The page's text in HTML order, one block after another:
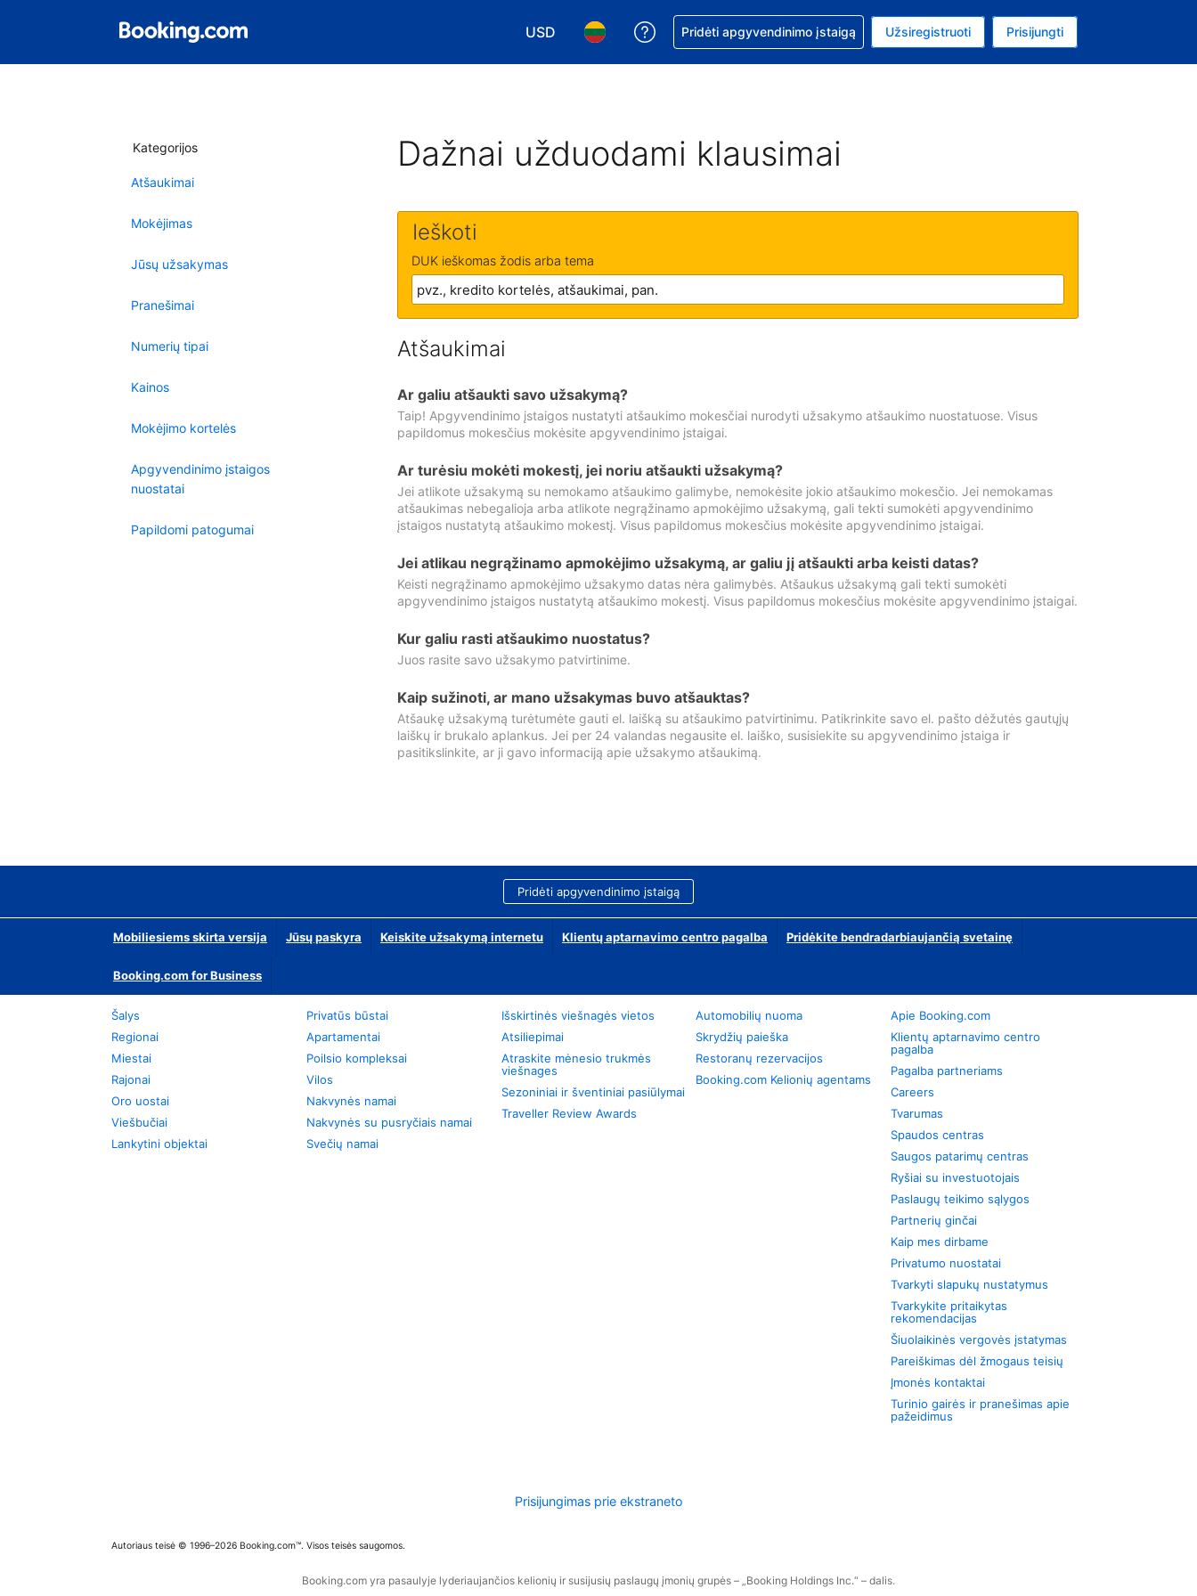
USD
Pasirinkite valiutą. Jūsų pasirinkta valiuta: Jungtinių Valstijų doleris
Pasirinkite kalbą. Jūsų pasirinkta kalba: Lietuvių
Pagalba dėl užsakymo
Pridėti apgyvendinimo įstaigą Užsiregistruoti Prisijungti
Kategorijos
Atšaukimai
Mokėjimas
Jūsų užsakymas
Pranešimai
Numerių tipai
Kainos
Mokėjimo kortelės
Apgyvendinimo įstaigos
nuostatai
Papildomi patogumai
Dažnai užduodami klausimai
Ieškoti
DUK ieškomas žodis arba tema
Atšaukimai
Ar galiu atšaukti savo užsakymą?
Taip! Apgyvendinimo įstaigos nustatyti atšaukimo mokesčiai nurodyti užsakymo atšaukimo nuostatuose. Visus
papildomus mokesčius mokėsite apgyvendinimo įstaigai.
Ar turėsiu mokėti mokestį, jei noriu atšaukti užsakymą?
Jei atlikote užsakymą su nemokamo atšaukimo galimybe, nemokėsite jokio atšaukimo mokesčio. Jei nemokamas
atšaukimas nebegalioja arba atlikote negrąžinamo apmokėjimo užsakymą, gali tekti sumokėti apgyvendinimo
įstaigos nustatytą atšaukimo mokestį. Visus papildomus mokesčius mokėsite apgyvendinimo įstaigai.
Jei atlikau negrąžinamo apmokėjimo užsakymą, ar galiu jį atšaukti arba keisti datas?
Keisti negrąžinamo apmokėjimo užsakymo datas nėra galimybės. Atšaukus užsakymą gali tekti sumokėti
apgyvendinimo įstaigos nustatytą atšaukimo mokestį. Visus papildomus mokesčius mokėsite apgyvendinimo įstaigai.
Kur galiu rasti atšaukimo nuostatus?
Juos rasite savo užsakymo patvirtinime.
Kaip sužinoti, ar mano užsakymas buvo atšauktas?
Atšaukę užsakymą turėtumėte gauti el. laišką su atšaukimo patvirtinimu. Patikrinkite savo el. pašto dėžutės gautųjų
laiškų ir brukalo aplankus. Jei per 24 valandas negausite el. laiško, susisiekite su apgyvendinimo įstaiga ir
pasitikslinkite, ar ji gavo informaciją apie užsakymo atšaukimą.
Pridėti apgyvendinimo įstaigą
Mobiliesiems skirta versija Jūsų paskyra Keiskite užsakymą internetu Klientų aptarnavimo centro pagalba Pridėkite bendradarbiaujančią svetainę
Booking.com for Business
Šalys
Regionai
Miestai
Rajonai
Oro uostai
Viešbučiai
Lankytini objektai
Privatūs būstai
Apartamentai
Poilsio kompleksai
Vilos
Nakvynės namai
Nakvynės su pusryčiais namai
Svečių namai
Išskirtinės viešnagės vietos
Atsiliepimai
Atraskite mėnesio trukmės
viešnages
Sezoniniai ir šventiniai pasiūlymai
Traveller Review Awards
Automobilių nuoma
Skrydžių paieška
Restoranų rezervacijos
Booking.com Kelionių agentams
Apie Booking.com
Klientų aptarnavimo centro
pagalba
Pagalba partneriams
Careers
Tvarumas
Spaudos centras
Saugos patarimų centras
Ryšiai su investuotojais
Paslaugų teikimo sąlygos
Partnerių ginčai
Kaip mes dirbame
Privatumo nuostatai
Tvarkyti slapukų nustatymus
Tvarkykite pritaikytas
rekomendacijas
Šiuolaikinės vergovės įstatymas
Pareiškimas dėl žmogaus teisių
Įmonės kontaktai
Turinio gairės ir pranešimas apie
pažeidimus
Prisijungimas prie ekstraneto
Autoriaus teisė © 1996–2026 Booking.com™. Visos teisės saugomos.
Booking.com yra pasaulyje lyderiaujančios kelionių ir susijusių paslaugų įmonių grupės – „Booking Holdings Inc.“ – dalis.